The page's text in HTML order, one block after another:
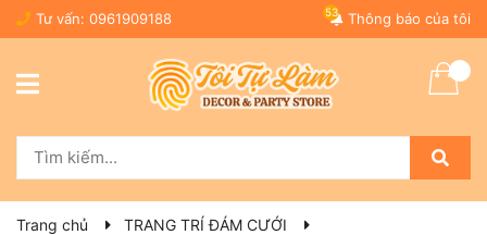
Tư vấn: 0961909188 Thông báo của tôi
53
Trang chủ
TRANG TRÍ ĐÁM CƯỚI